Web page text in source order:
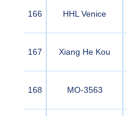
166 HHL Venice
167 Xiang He Kou
168 МО-3563